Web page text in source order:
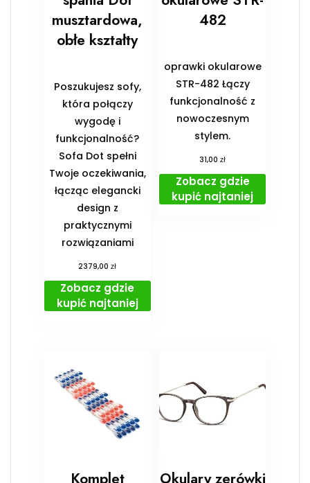
musztardowa,
obłe kształty
Poszukujesz sofy,
która połączy
wygodę i
funkcjonalność?
Sofa Dot spełni
Twoje oczekiwania,
łącząc elegancki
design z
praktycznymi
rozwiązaniami
2379,00zł
Zobacz gdzie
kupić najtaniej
482
oprawki okularowe
STR-482 Łączy
funkcjonalność z
nowoczesnym
stylem.
31,00zł
Zobacz gdzie
kupić najtaniej
Komplet
Okulary zerówki